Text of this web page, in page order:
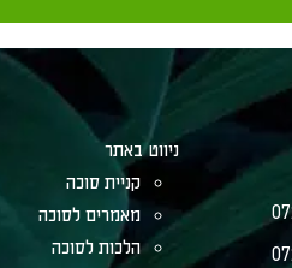
ניווט באתר
קניית סוכה
מאמרים לסוכה
הלכות לסוכה